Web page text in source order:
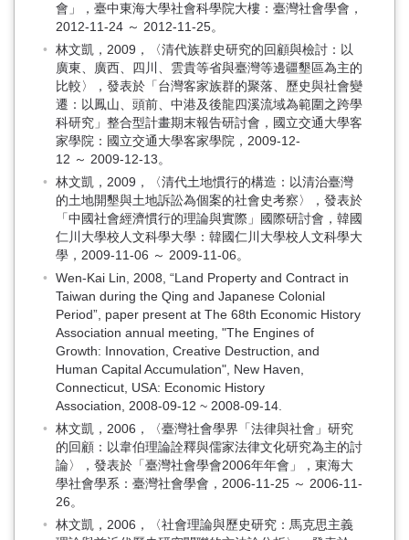
會」，臺中東海大學社會科學院大樓：臺灣社會學會，
2012-11-24 ～ 2012-11-25。
林文凱，2009，〈清代族群史研究的回顧與檢討：以
廣東、廣西、四川、雲貴等省與臺灣等邊疆墾區為主的
比較〉，發表於「台灣客家族群的聚落、歷史與社會變
遷：以鳳山、頭前、中港及後龍四溪流域為範圍之跨學
科研究」整合型計畫期末報告研討會，國立交通大學客
家學院：國立交通大學客家學院，2009-12-
12 ～ 2009-12-13。
林文凱，2009，〈清代土地慣行的構造：以清治臺灣
的土地開墾與土地訴訟為個案的社會史考察〉，發表於
「中國社會經濟慣行的理論與實際」國際研討會，韓國
仁川大學校人文科學大學：韓國仁川大學校人文科學大
學，2009-11-06 ～ 2009-11-06。
Wen-Kai Lin, 2008, “Land Property and Contract in
Taiwan during the Qing and Japanese Colonial
Period”, paper present at The 68th Economic History
Association annual meeting, "The Engines of
Growth: Innovation, Creative Destruction, and
Human Capital Accumulation", New Haven,
Connecticut, USA: Economic History
Association, 2008-09-12 ~ 2008-09-14.
林文凱，2006，〈臺灣社會學界「法律與社會」研究
的回顧：以韋伯理論詮釋與儒家法律文化研究為主的討
論〉，發表於「臺灣社會學會2006年年會」，東海大
學社會學系：臺灣社會學會，2006-11-25 ～ 2006-11-
26。
林文凱，2006，〈社會理論與歷史研究：馬克思主義